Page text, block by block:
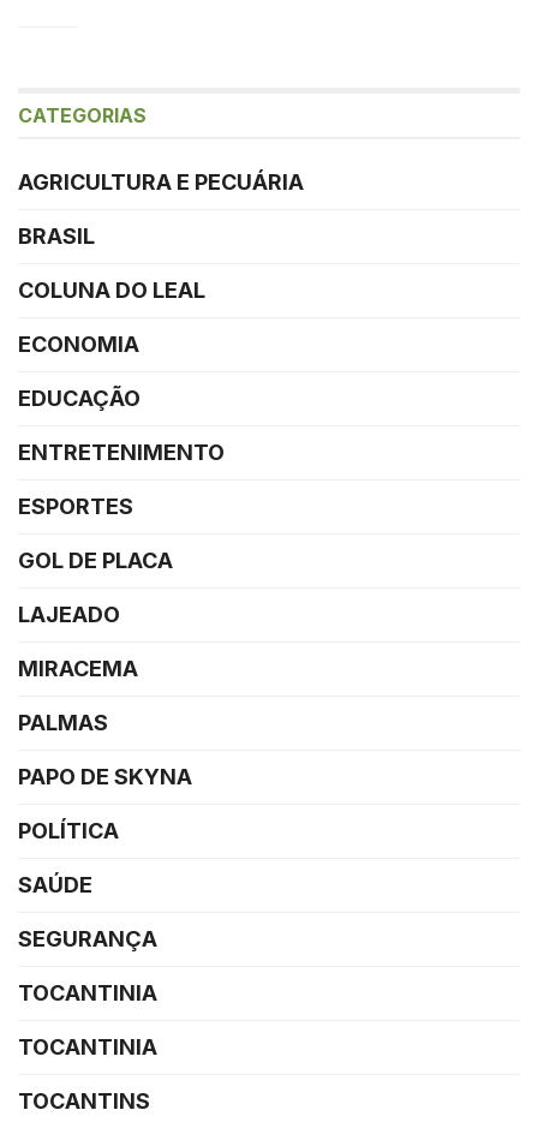
CATEGORIAS
AGRICULTURA E PECUÁRIA
BRASIL
COLUNA DO LEAL
ECONOMIA
EDUCAÇÃO
ENTRETENIMENTO
ESPORTES
GOL DE PLACA
LAJEADO
MIRACEMA
PALMAS
PAPO DE SKYNA
POLÍTICA
SAÚDE
SEGURANÇA
TOCANTINIA
TOCANTINIA
TOCANTINS